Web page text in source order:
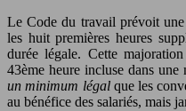
Le Code du travail prévoit
les huit premières heures
durée légale. Cette
43ème heure incluse dans une
un minimum légal que les
au bénéfice des salariés, mais